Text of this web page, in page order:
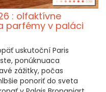
: olfaktívne
parfémy v paláci
uskutoční Paris
ponúknuaca
zážitky, počas
ponoriť do sveta